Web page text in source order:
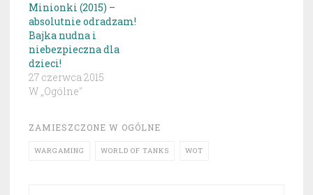
Minionki (2015) –
absolutnie odradzam!
Bajka nudna i
niebezpieczna dla
dzieci!
27 czerwca 2015
W „Ogólne"
ZAMIESZCZONE W OGÓLNE
WARGAMING WORLD OF TANKS WOT